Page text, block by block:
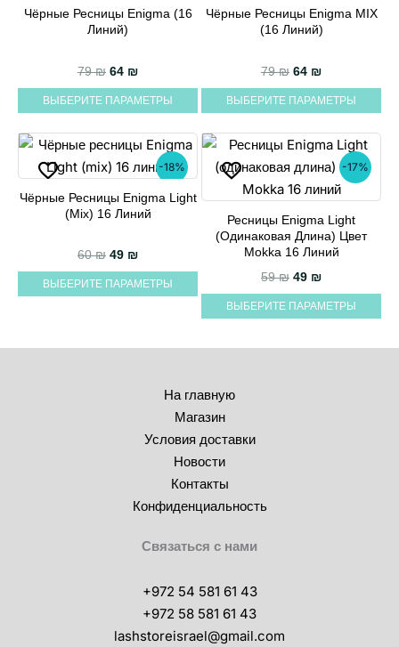
Чёрные Ресницы Enigma (16
Линий)
79₪ Первоначальная цена составляла 79 ₪.
64 ₪Текущая цена: 64 ₪.
ВЫБЕРИТЕ ПАРАМЕТРЫ
Этот
вариаций.
можно
выбрать
на
странице
Чёрные Ресницы Enigma MIX
(16 Линий)
79₪ 64 ₪Текущая
ВЫБЕРИТЕ ПАРАМЕТРЫ
Этот
вариаций.
можно
выбрать
странице
товара.
-18%
Чёрные Ресницы Enigma Light
(mix) 16 Линий
60₪ Первоначальная цена составляла 60 ₪.
49 ₪Текущая цена: 49 ₪.
ВЫБЕРИТЕ ПАРАМЕТРЫ
Этот
вариаций.
-17%
Ресницы Enigma Light
(одинаковая Длина) Цвет
Mokka 16 Линий
59₪ 49 ₪Текущая
ВЫБЕРИТЕ ПАРАМЕТРЫ
Этот
товар
вариаций.
на
странице
товара.
На главную
Магазин
Условия доставки
Новости
Контакты
Конфиденциальность
Связаться с нами
+972 54 581 61 43
+972 58 581 61 43
lashstoreisrael@gmail.com